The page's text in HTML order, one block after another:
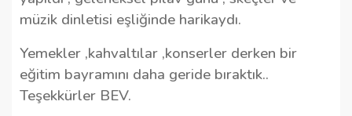
müzik dinletisi eşliğinde harikaydı.
Yemekler ,kahvaltılar ,konserler derken bir
eğitim bayramını daha geride bıraktık..
Teşekkürler BEV.